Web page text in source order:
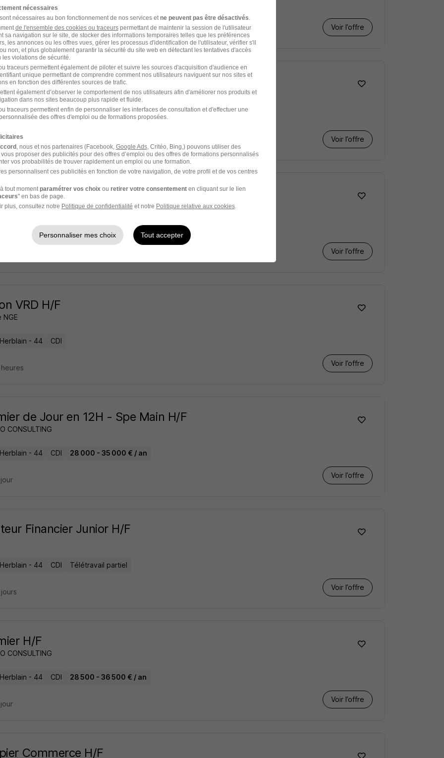
- 44 Indépendant
Voir l’offre
jours
Sédentaire H/F
- 44 CDI 28 000 - 30 000 € / an
Voir l’offre
- Rouleur H/F
- 44 1 900 - 2 500 € / mois
Voir l’offre
VRD H/F
NGE
- 44 CDI
Voir l’offre
de Jour en 12H - Spe Main H/F
CONSULTING
- 44 CDI 28 000 - 35 000 € / an
Voir l’offre
Financier Junior H/F
- 44 CDI Télétravail partiel
Voir l’offre
H/F
CONSULTING
- 44 CDI 28 500 - 36 500 € / an
Voir l’offre
Commerce H/F
nécessaires
nécessaires au bon fonctionnement de nos services et ne peuvent pas être désactivés
de l'ensemble des cookies ou traceurspermettant de maintenir la session de l'utilisateur
sa navigation sur le site, de stocker des informations temporaires telles que les préférences
les annonces ou les offres vues, gérer les processus d'identification de l'utilisateur, vérifier s'il
non, et plus globalement garantir la sécurité du site web en détectant les tentatives d'accès
violations de sécurité.
traceurs permettent également de piloter et suivre les sources d'acquisition d'audience en
unique permettant de comprendre comment nos utilisateurs naviguent sur nos sites et
en fonction des différentes sources de trafic.
également d’observer le comportement de nos utilisateurs afin d'améliorer nos produits et
dans nos sites beaucoup plus rapide et fluide.
traceurs permettent enfin de personnaliser les interfaces de consultation et d'effectuer une
des offres d'emploi ou de formations proposées.
, nous et nos partenaires (Facebook, Google Ads, Critéo, Bing,) pouvons utiliser des
proposer des publicités pour des offres d’emploi ou des offres de formations personnalisés
vos probabilités de trouver rapidement un emploi ou une formation.
personnalisent ces publicités en fonction de votre navigation, de votre profil et de vos centres
tout moment paramétrer vos choix ou retirer votre consentementen cliquant sur le lien
" en bas de page.
plus, consultez notre Politique de confidentialité et notre Politique relative aux cookies.
Personnaliser mes choix Tout accepter